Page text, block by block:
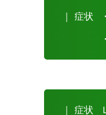
｜ 症状
｜ 症状